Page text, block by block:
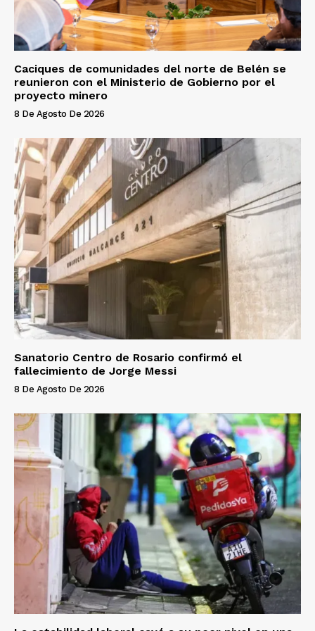
Caciques de comunidades del norte de Belén se
reunieron con el Ministerio de Gobierno por el
proyecto minero
8 De Agosto De 2026
Sanatorio Centro de Rosario confirmó el
fallecimiento de Jorge Messi
8 De Agosto De 2026